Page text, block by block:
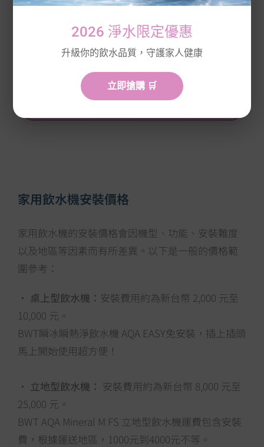
2026 淨水限定優惠
升級你的飲水品質，守護家人健康
立即搶購 🛒
WODAPURE
年度主濾芯優惠中
🔥 已搶購 87%，即將售罄
立即點我搶購 ❯❯❯
家用飲水機安裝價格
家用飲水機的安裝價格會因機型、功能、安裝難度
以及地區等因素而有所差異。以下是一般的價格範
圍參考：
• 桌上型飲水機： 安裝費用約為新台幣 2,000 元至
10,000 元。
BWT瞬冰瞬熱淨飲水機 AQA EASY免安裝，插上插頭
馬上開始使用超方便！
• 立地型飲水機： 安裝費用約為新台幣 8,000 元至
25,000 元。
BWT AQA Mineral M FS 立地型飲水機運費包含安裝
費，根據運送地區，1000元到4000元不等。